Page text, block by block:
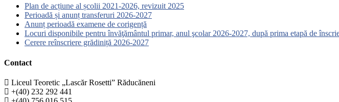
Plan de acțiune al școlii 2021-2026, revizuit 2025
Perioadă și anunț transferuri 2026-2027
Anunț perioadă examene de corigență
Locuri disponibile pentru învăţământul primar, anul şcolar 2026-2027, după prima etapă de
Cerere reînscriere grădiniță 2026-2027
Contact
Liceul Teoretic „Lascăr Rosetti” Răducăneni
+(40) 232 292 441